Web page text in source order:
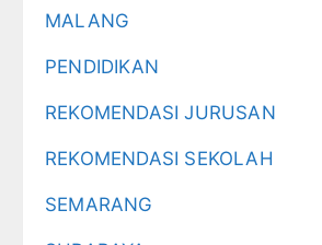
MALANG
PENDIDIKAN
REKOMENDASI JURUSAN
REKOMENDASI SEKOLAH
SEMARANG